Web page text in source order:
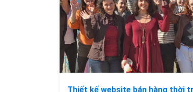
Thiết kế website bán hàng thời